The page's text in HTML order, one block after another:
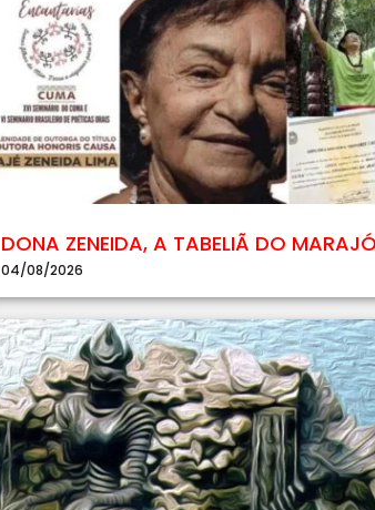
DONA ZENEIDA, A TABELIÃ DO
04/08/2026